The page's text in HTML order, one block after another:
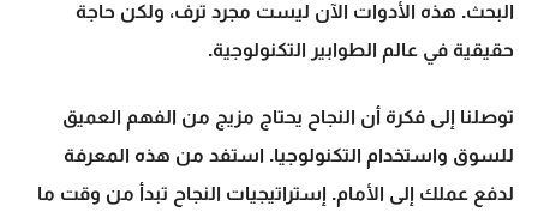
البحث. هذه الأدوات الآن ليست مجرد ترف، ولكن حاجة
حقيقية في عالم الطوابير التكنولوجية.
توصلنا إلى فكرة أن النجاح يحتاج مزيج من الفهم العميق
للسوق واستخدام التكنولوجيا. استفد من هذه المعرفة
لدفع عملك إلى الأمام. إستراتيجيات النجاح تبدأ من وقت ما